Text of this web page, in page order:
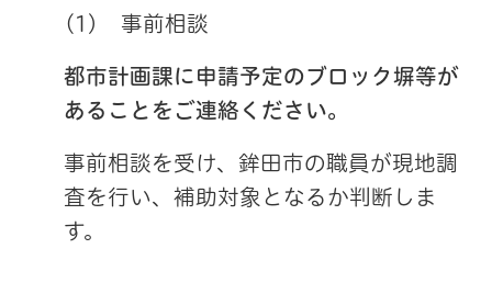
(1) 事前相談
都市計画課に申請予定のブロック塀等が
あることをご連絡ください。
事前相談を受け、鉾田市の職員が現地調
査を行い、補助対象となるか判断しま
す。